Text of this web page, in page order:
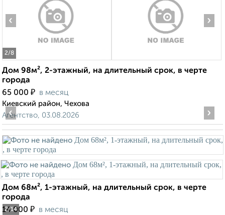
2/8
‹ ›
Дом 98м², 2-этажный, на длительный срок, в черте
города
65 000 ₽ в месяц
Киевский район, Чехова
Агентство, 03.08.2026
2/14
‹ ›
Дом 68м², 1-этажный, на длительный срок, в черте
города
14 000 ₽ в месяц